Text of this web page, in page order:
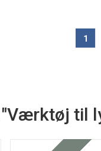
1
til